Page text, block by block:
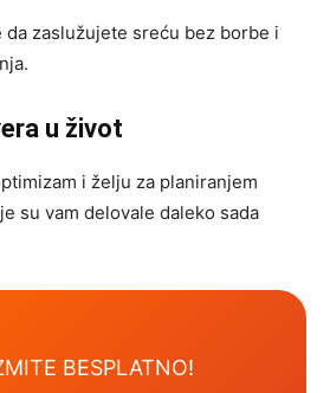
zaslužujete sreću bez borbe i
u život
i želju za planiranjem
su vam delovale daleko sada
BESPLATNO!